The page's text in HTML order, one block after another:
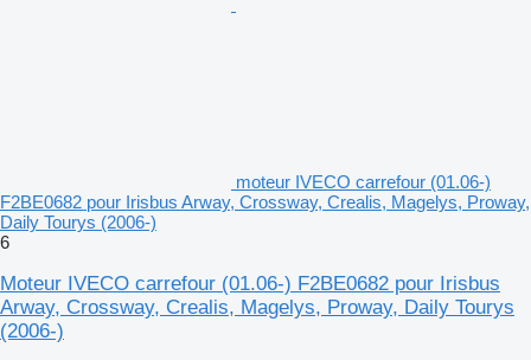
moteur IVECO carrefour (01.06-)
F2BE0682 pour Irisbus Arway, Crossway, Crealis, Magelys, Proway,
Daily Tourys (2006-)
6
Moteur IVECO carrefour (01.06-) F2BE0682 pour Irisbus
Arway, Crossway, Crealis, Magelys, Proway, Daily Tourys
(2006-)